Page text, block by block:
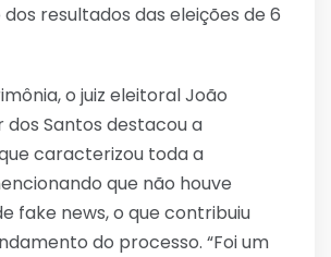
resultados das eleições de 6
o juiz eleitoral João
dos Santos destacou a
caracterizou toda a
que não houve
fake news, o que contribuiu
do processo. “Foi um